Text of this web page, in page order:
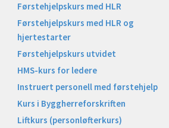
Førstehjelpskurs med HLR
Førstehjelpskurs med HLR og
hjertestarter
Førstehjelpskurs utvidet
HMS-kurs for ledere
Instruert personell med førstehjelp
Kurs i Byggherreforskriften
Liftkurs (personløfterkurs)